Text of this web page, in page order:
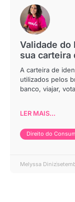
Validade do
sua carteira
A carteira de
utilizados pelos
banco, viajar,
LER MAIS...
Direito do
Melyssa Diniz